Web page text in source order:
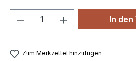
Produkt Anzahl: GibIn den
Zum Merkzettel hinzufügen